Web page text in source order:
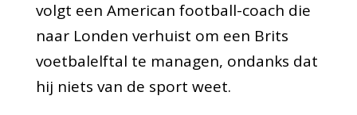
volgt een American football-coach die
naar Londen verhuist om een Brits
voetbalelftal te managen, ondanks dat
hij niets van de sport weet.